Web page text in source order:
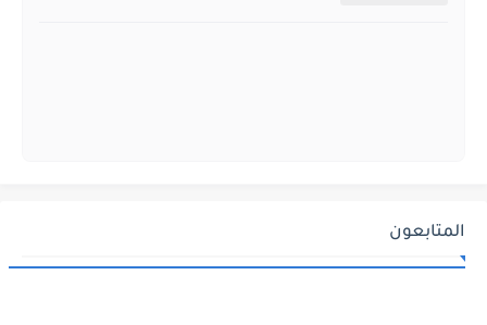
المتابعون